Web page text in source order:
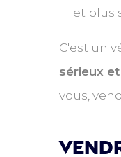
et plus
C'est un
sérieux
vous,